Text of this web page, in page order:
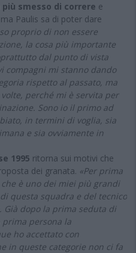
smesso di correre e
Paulis sa di poter dare
proprio di non essere
la cosa più importante
dal punto di vista
compagni mi stanno dando
rispetto al passato, ma
perché mi è servita per
Sono io il primo ad
in termini di voglia, sia
e sia ovviamente in
1995 ritorna sui motivi che
dei granata. «Per prima
è uno dei miei più grandi
questa squadra e del tecnico
Già dopo la prima seduta di
persona la
ho accettato con
in queste categorie non ci fa